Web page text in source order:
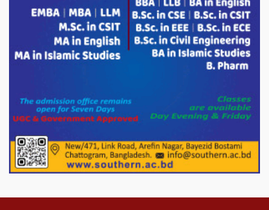
ভারপ্রাপ্ত রাষ্ট্রপতি হাফিজ উদ্দিন আহমদের
সাথে এইচটি বাংলা অনলাইন পোর্টাল ও আইপি
টিভির সম্পাদক মোঃ ইসমাইল হোসেনের
সৌজন্য সাক্ষাৎ।
পাটগ্রামে জুলাই অভ্যুত্থান দিবস উপলক্ষে
পোরশায় গণঅভ্যুত্থান দিবসে শহিদ ও জুলাই
১১ দলীয় ঐক্য পোরশা উপজেলা শাখার